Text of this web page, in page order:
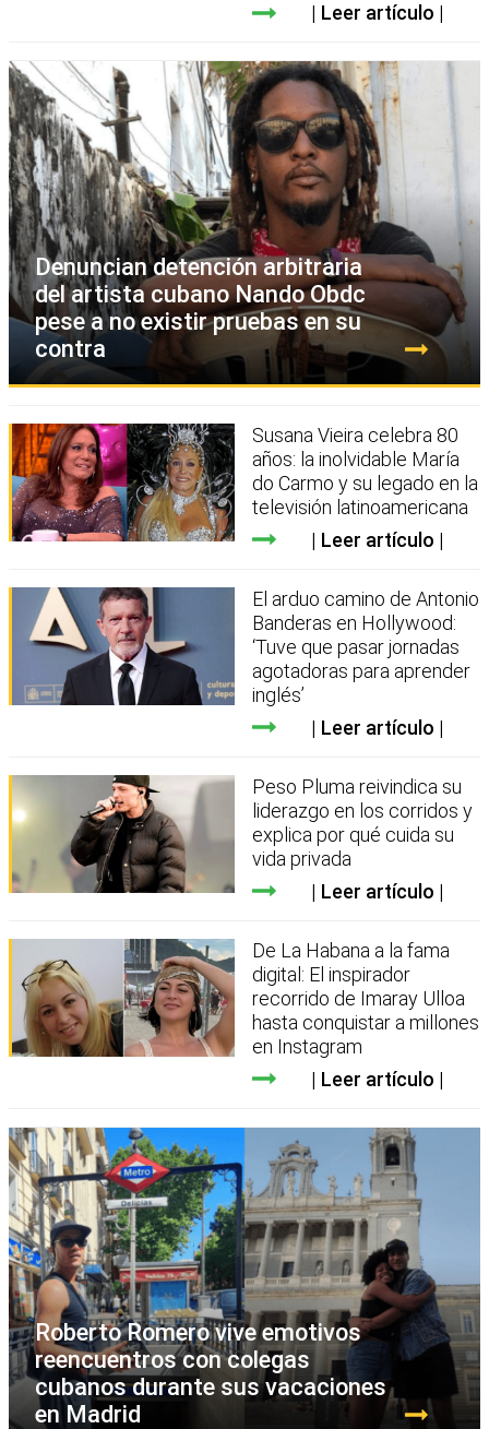
Leer artículo
Denuncian detención arbitraria
del artista cubano Nando Obdc
pese a no existir pruebas en su
contra
Susana Vieira celebra 80
años: la inolvidable María
do Carmo y su legado en la
televisión latinoamericana
Leer artículo
El arduo camino de Antonio
Banderas en Hollywood:
‘Tuve que pasar jornadas
agotadoras para aprender
inglés’
Leer artículo
Peso Pluma reivindica su
liderazgo en los corridos y
explica por qué cuida su
vida privada
Leer artículo
De La Habana a la fama
digital: El inspirador
recorrido de Imaray Ulloa
hasta conquistar a millones
en Instagram
Leer artículo
Roberto Romero vive emotivos
reencuentros con colegas
cubanos durante sus vacaciones
en Madrid